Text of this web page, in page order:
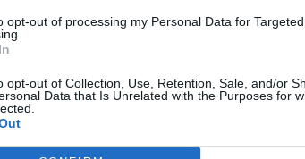
opt-out of processing my Personal Data for Targeted
opt-out of Collection, Use, Retention, Sale, and/or
Data that Is Unrelated with the Purposes for
la speciale Phantom Orchid la vernice
White, a cui è stata aggiunta una
intensità a seconda del punto di